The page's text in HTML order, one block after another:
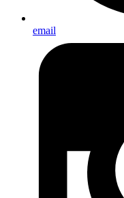
email